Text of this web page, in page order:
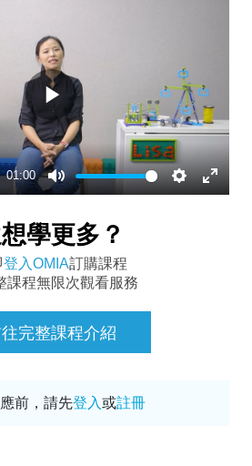
01:00
學更多？
登入OMIA訂購課程
課程無限次觀看服務
完整課程介紹
前，請先登入或註冊